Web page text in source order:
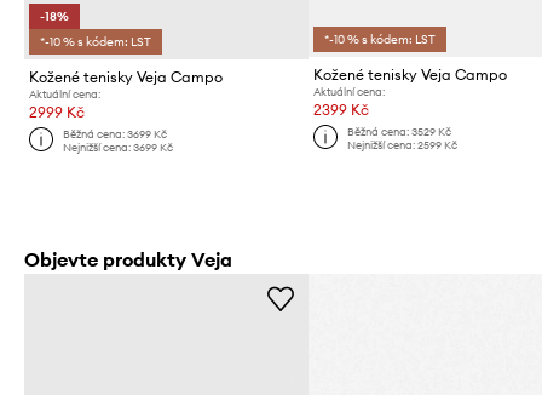
-18%
*-10 % s kódem: LST
Kožené tenisky Veja Campo
Aktuální cena:
2999 Kč
Běžná cena:3699 Kč
Nejnižší cena:3699 Kč
*-10 % s kódem: LST
Kožené tenisky Veja Campo
Aktuální cena:
2399 Kč
Běžná cena: 3529 Kč
Nejnižší cena: 2599 Kč
Objevte produkty Veja